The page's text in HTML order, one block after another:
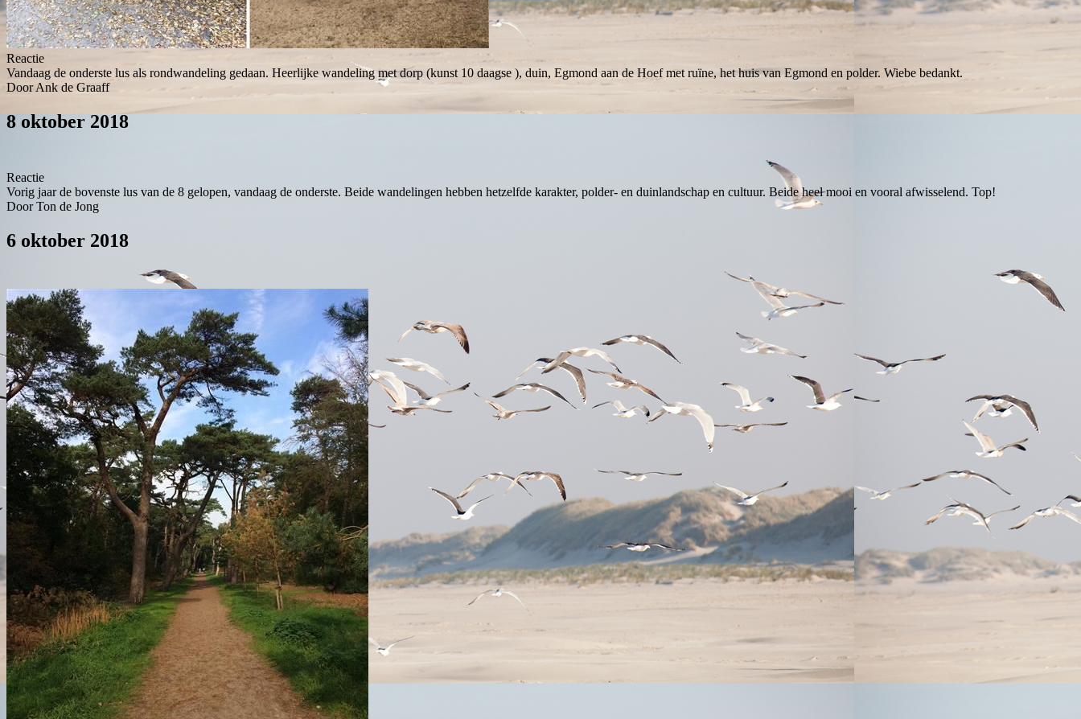
Reactie
Vandaag de onderste lus als rondwandeling gedaan. Heerlijke wandeling met dorp (kunst 10 daagse ), duin, Egmond aan de Hoef met ruïne, het huis van Egmond en polder. Wiebe bedankt.
Door Ank de Graaff
8 oktober 2018
Reactie
Vorig jaar de bovenste lus van de 8 gelopen, vandaag de onderste. Beide wandelingen hebben hetzelfde karakter, polder- en duinlandschap en cultuur. Beide heel mooi en vooral afwisselend. Top!
Door Ton de Jong
6 oktober 2018